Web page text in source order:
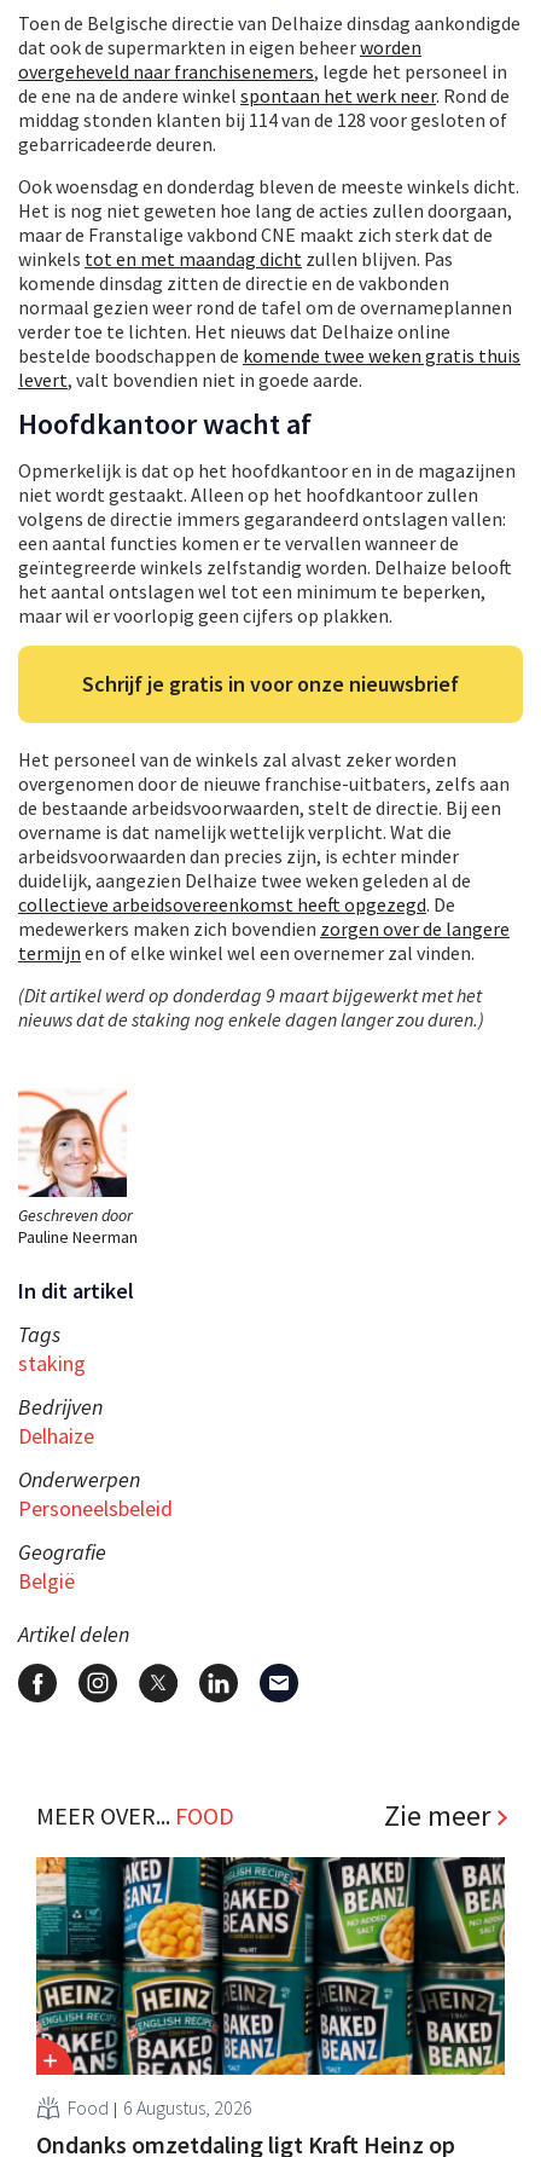
Geschreven door
Pauline Neerman
In dit artikel
Tags
staking
Bedrijven
Delhaize
Onderwerpen
Personeelsbeleid
Geografie
België
Artikel delen
Toen de Belgische directie van Delhaize dinsdag aankondigde
dat ook de supermarkten in eigen beheerworden
overgeheveld naar franchisenemers, legde het personeel in
de ene na de andere winkel spontaan het werk neer. Rond de
middag stonden klanten bij 114 van de 128 voor gesloten of
gebarricadeerde deuren.
Ook woensdag en donderdag bleven de meeste winkels dicht.
Het is nog niet geweten hoe lang de acties zullen doorgaan,
maar de Franstalige vakbond CNE maakt zich sterk dat de
winkels tot en met maandag dicht zullen blijven. Pas
komende dinsdag zitten de directie en de vakbonden
normaal gezien weer rond de tafel om de overnameplannen
verder toe te lichten. Het nieuws dat Delhaize online
bestelde boodschappen de komende twee weken gratis thuis
levert, valt bovendien niet in goede aarde.
Hoofdkantoor wacht af
Opmerkelijk is dat op het hoofdkantoor en in de magazijnen
niet wordt gestaakt. Alleen op het hoofdkantoor zullen
volgens de directie immers gegarandeerd ontslagen vallen:
een aantal functies komen er te vervallen wanneer de
geïntegreerde winkels zelfstandig worden. Delhaize belooft
het aantal ontslagen wel tot een minimum te beperken,
maar wil er voorlopig geen cijfers op plakken.
Schrijf je gratis in voor onze nieuwsbrief
Het personeel van de winkels zal alvast zeker worden
overgenomen door de nieuwe franchise-uitbaters, zelfs aan
de bestaande arbeidsvoorwaarden, stelt de directie. Bij een
overname is dat namelijk wettelijk verplicht. Wat die
arbeidsvoorwaarden dan precies zijn, is echter minder
duidelijk, aangezien Delhaize twee weken geleden al de
collectieve arbeidsovereenkomst heeft opgezegd. De
medewerkers maken zich bovendien zorgen over de langere
termijn en of elke winkel wel een overnemer zal vinden.
(Dit artikel werd op donderdag 9 maart bijgewerkt met het
nieuws dat de staking nog enkele dagen langer zou duren.)
MEER OVER... FOOD Zie meer
Food 6 Augustus, 2026
Ondanks omzetdaling ligt Kraft Heinz op